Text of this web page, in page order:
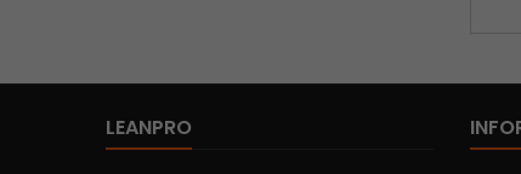
LEANPRO